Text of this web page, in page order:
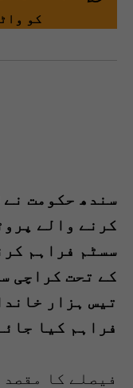
کو
کرنے والے
سسٹم فراہم
کے تحت کراچی
تیس ہزار
فراہم کیا
فیصلے کا